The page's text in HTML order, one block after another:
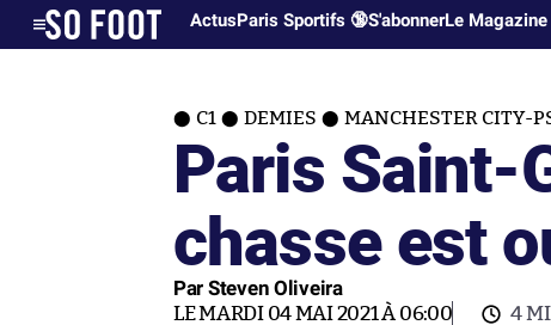
ActusParis Sportifs 🔞S'abonnerLe Magazine
C1 DEMIES MANCHESTER CITY-
Paris Saint-
chasse est
Par Steven Oliveira
LE MARDI 04 MAI 2021 À 06:00 4